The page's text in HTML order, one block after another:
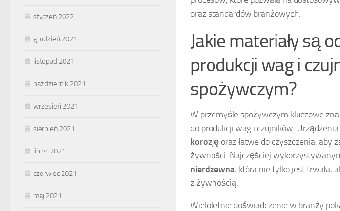
oraz standardów branżowych.
Jakie materiały są
produkcji wag i
spożywczym?
W przemyśle spożywczym kluczowe
do produkcji wag i czujników.
korozję oraz łatwe do czyszczenia, aby
żywności. Najczęściej
nierdzewna, która nie tylko jest trwała,
z żywnością.
Wieloletnie doświadczenie w branży
styczeń 2022
grudzień 2021
listopad 2021
październik 2021
wrzesień 2021
sierpień 2021
lipiec 2021
czerwiec 2021
maj 2021